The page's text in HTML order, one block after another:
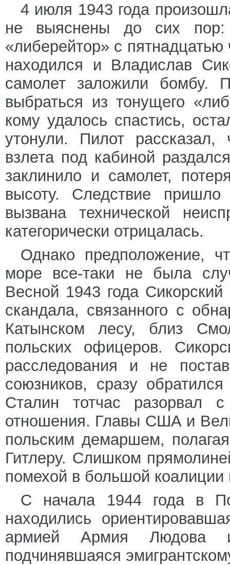
4 июля 1943 года
не выяснены до сих пор:
«либерейтор» с
находился и Владислав
самолет заложили бомбу.
выбраться из тонущего
кому удалось спастись,
утонули. Пилот рассказал,
взлета под кабиной
заклинило и самолет,
высоту. Следствие
вызвана технической
категорически отрицалась.
Однако предположение,
море все-таки не была
Весной 1943 года
скандала, связанного с
Катынском лесу, близ
польских офицеров.
расследования и не
союзников, сразу
Сталин тотчас разорвал
отношения. Главы США и
польским демаршем,
Гитлеру. Слишком
помехой в большой коалиции
С начала 1944 года в
находились
армией Армия Людова
подчинявшаяся